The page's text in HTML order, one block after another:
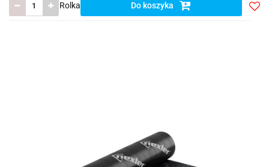
Rolka Do koszyka